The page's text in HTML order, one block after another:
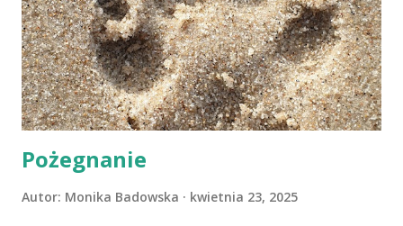
Pożegnanie
Autor: Monika Badowska kwietnia 23, 2025